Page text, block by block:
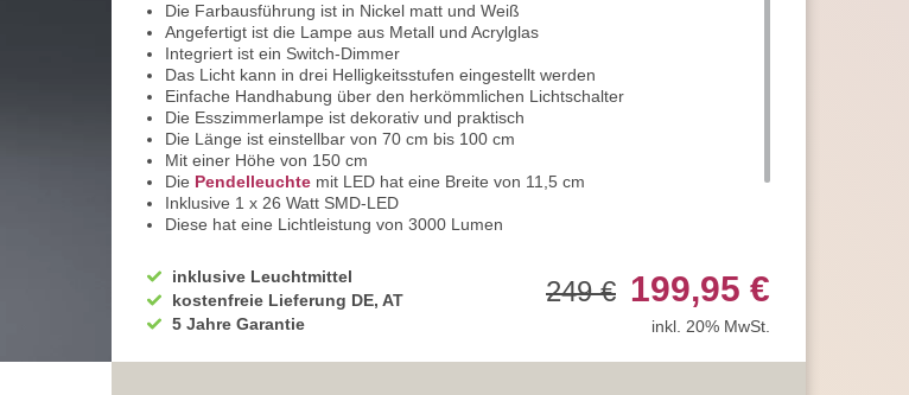
Die Farbausführung ist in Nickel matt und Weiß
Angefertigt ist die Lampe aus Metall und Acrylglas
Integriert ist ein Switch-Dimmer
Das Licht kann in drei Helligkeitsstufen eingestellt werden
Einfache Handhabung über den herkömmlichen Lichtschalter
Die Esszimmerlampe ist dekorativ und praktisch
Die Länge ist einstellbar von 70 cm bis 100 cm
Mit einer Höhe von 150 cm
Die Pendelleuchte mit LED hat eine Breite von 11,5 cm
Inklusive 1 x 26 Watt SMD-LED
Diese hat eine Lichtleistung von 3000 Lumen
Mit hoher Energieeffizienzklasse von A+
inklusive Leuchtmittel
kostenfreie Lieferung DE, AT
5 Jahre Garantie
249 € 199,95 €
inkl. 20% MwSt.